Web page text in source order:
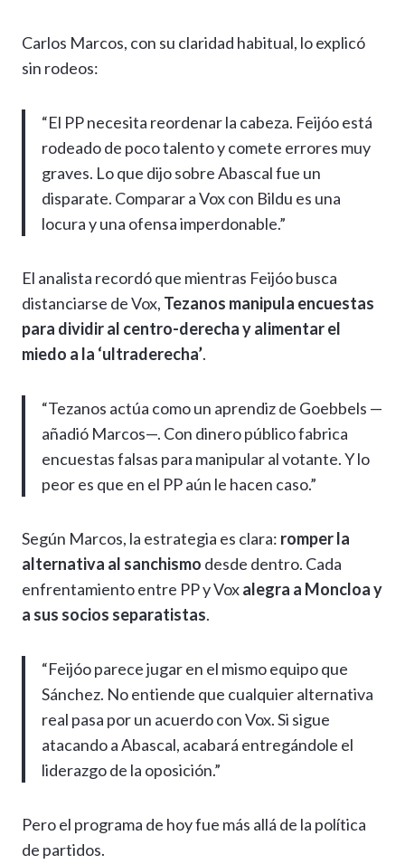
Carlos Marcos, con su claridad habitual, lo explicó
sin rodeos:
“El PP necesita reordenar la cabeza. Feijóo está
rodeado de poco talento y comete errores muy
graves. Lo que dijo sobre Abascal fue un
disparate. Comparar a Vox con Bildu es una
locura y una ofensa imperdonable.”
El analista recordó que mientras Feijóo busca
distanciarse de Vox, Tezanos manipula encuestas
para dividir al centro-derecha y alimentar el
miedo a la ‘ultraderecha’.
“Tezanos actúa como un aprendiz de Goebbels —
añadió Marcos—. Con dinero público fabrica
encuestas falsas para manipular al votante. Y lo
peor es que en el PP aún le hacen caso.”
Según Marcos, la estrategia es clara: romper la
alternativa al sanchismo desde dentro. Cada
enfrentamiento entre PP y Voxalegra a Moncloa y
a sus socios separatistas.
“Feijóo parece jugar en el mismo equipo que
Sánchez. No entiende que cualquier alternativa
real pasa por un acuerdo con Vox. Si sigue
atacando a Abascal, acabará entregándole el
liderazgo de la oposición.”
Pero el programa de hoy fue más allá de la política
de partidos.